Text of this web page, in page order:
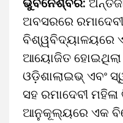
ଭୁବନେଶ୍ବର:
ଅବସରରେ
ବିଶ୍ୱବିଦ୍ୟାଳୟରେ
ଆୟୋଜିତ
ଓଡ଼ିଶାଲାଇଭ୍ ଏବଂ
ସହ ରମାଦେବୀ
ଆନୁକୂଲ୍ୟରେ ଏକ